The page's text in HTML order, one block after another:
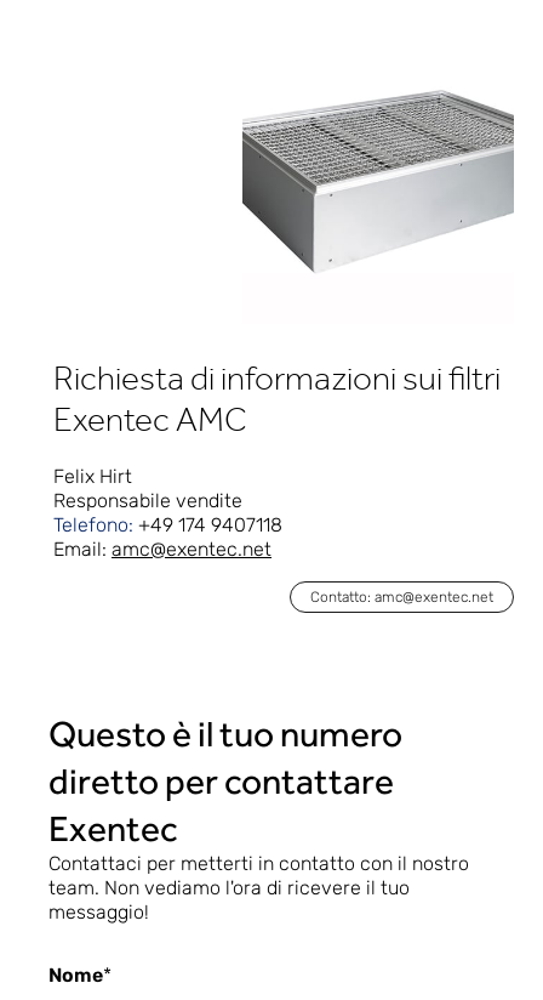
Richiesta di informazioni sui filtri
Exentec AMC
Felix Hirt
Responsabile vendite
Telefono: +49 174 9407118
Email: amc@exentec.net
Contatto: amc@exentec.net
Questo è il tuo numero
diretto per contattare
Exentec
Contattaci per metterti in contatto con il nostro
team. Non vediamo l'ora di ricevere il tuo
messaggio!
Nome*